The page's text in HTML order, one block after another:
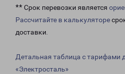
** Срок перевозки является
Рассчитайте в калькуляторе
доставки.
Детальная таблица с тарифами
«Электросталь»